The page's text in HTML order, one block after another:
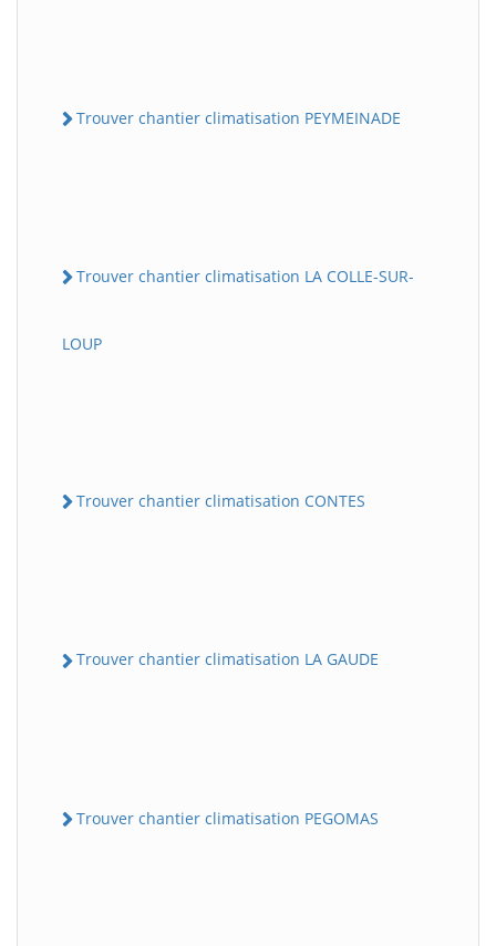
Trouver chantier climatisation PEYMEINADE
Trouver chantier climatisation LA COLLE-SUR-
LOUP
Trouver chantier climatisation CONTES
Trouver chantier climatisation LA GAUDE
Trouver chantier climatisation PEGOMAS